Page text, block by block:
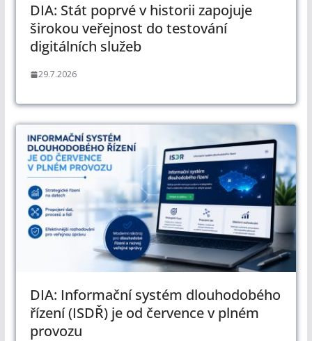
DIA: Stát poprvé v historii zapojuje
širokou veřejnost do testování
digitálních služeb
29.7.2026
DIA: Informační systém dlouhodobého
řízení (ISDŘ) je od července v plném
provozu